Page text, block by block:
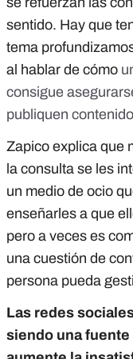
sentido. Hay que
tema
al hablar de cómo
consigue
publiquen
Zapico explica que
la consulta se les
un medio de ocio
enseñarles a que
pero a veces es
una cuestión de
persona pueda
Las redes
siendo una